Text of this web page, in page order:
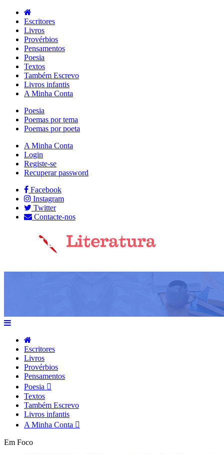
Escritores
Livros
Provérbios
Pensamentos
Poesia
Textos
Também Escrevo
Livros infantis
A Minha Conta
Poesia
Poemas por tema
Poemas por poeta
A Minha Conta
Login
Registe-se
Recuperar password
Facebook
Instagram
Twitter
Contacte-nos
Escritores
Livros
Provérbios
Pensamentos
Poesia
Textos
Também Escrevo
Livros infantis
A Minha Conta
Em Foco